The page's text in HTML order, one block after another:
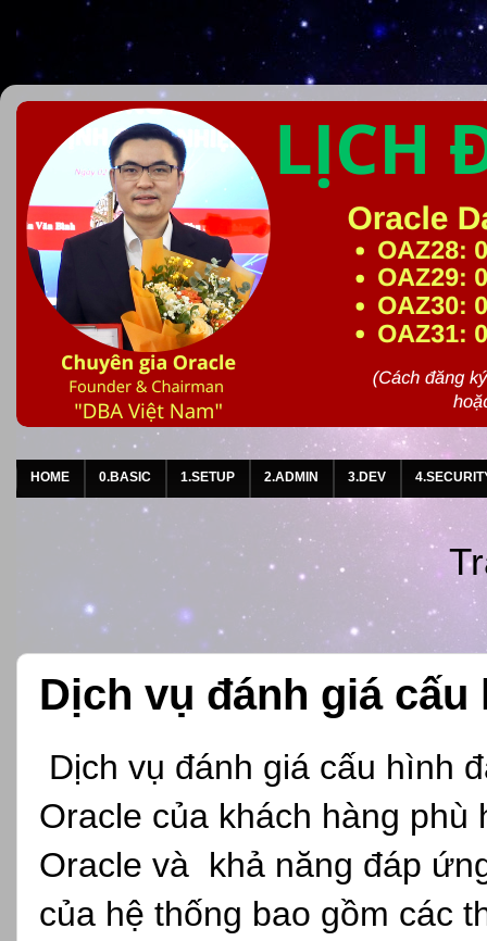
HOME 0.BASIC 1.SETUP 2.ADMIN 3.DEV
Dịch vụ đánh giá
Dịch vụ đánh giá cấu hình
Oracle của khách hàng
Oracle và khả năng đáp
của hệ thống bao gồm các